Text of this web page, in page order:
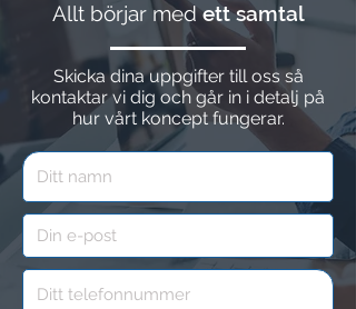
Allt börjar medett samtal
Skicka dina uppgifter till oss så
kontaktar vi dig och går in i detalj på
hur vårt koncept fungerar.